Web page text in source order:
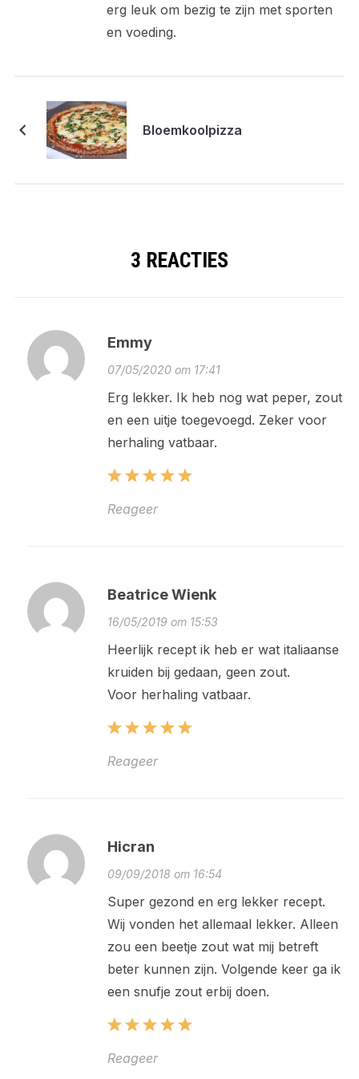
erg leuk om bezig te zijn met sporten
en voeding.
Bloemkoolpizza
3 REACTIES
Emmy
07/05/2020 om 17:41
Erg lekker. Ik heb nog wat peper, zout
en een uitje toegevoegd. Zeker voor
herhaling vatbaar.
Reageer
Beatrice Wienk
16/05/2019 om 15:53
Heerlijk recept ik heb er wat italiaanse
kruiden bij gedaan, geen zout.
Voor herhaling vatbaar.
Reageer
Hicran
09/09/2018 om 16:54
Super gezond en erg lekker recept.
Wij vonden het allemaal lekker. Alleen
zou een beetje zout wat mij betreft
beter kunnen zijn. Volgende keer ga ik
een snufje zout erbij doen.
Reageer